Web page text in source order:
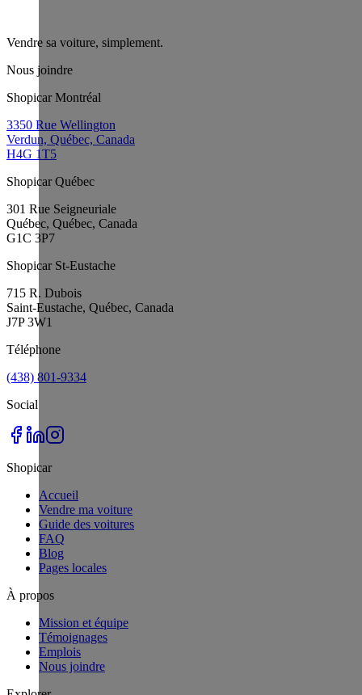
Vendre sa voiture, simplement.
Nous joindre
Shopicar Montréal
3350 Rue Wellington
Verdun, Québec, Canada
H4G 1T5
Shopicar Québec
301 Rue Seigneuriale
Québec, Québec, Canada
G1C 3P7
Shopicar St-Eustache
715 R. Dubois
Saint-Eustache, Québec, Canada
J7P 3W1
Téléphone
(438) 801-9334
Social
Shopicar
Accueil
Vendre ma voiture
Guide des voitures
FAQ
Blog
Pages locales
À propos
Mission et équipe
Témoignages
Emplois
Nous joindre